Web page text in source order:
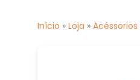
Início » Loja » Acéssorios